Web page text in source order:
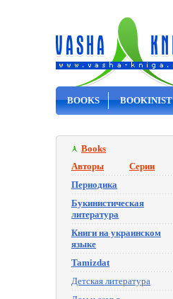
BOOKS BOOKINIST
Books
Авторы
Серии
Периодика
Букинистическая
литература
Книги на украинском
языке
Tamizdat
Детская литература